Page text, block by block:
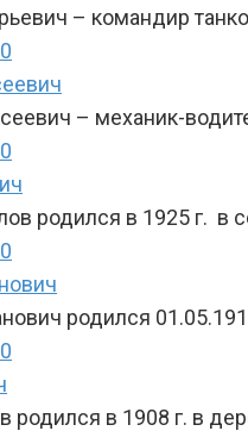
– командир
0
– механик-
0
родился в 1925 г. в
0
родился
0
родился в 1908 г. в